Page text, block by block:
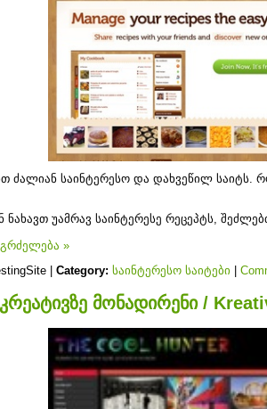
ძალიან საინტერესო და დახვეწილ საიტს.
ნახავთ უამრავ საინტერესე რეცეპტს,
»
| Category: საინტერესო საიტები
მონადირენი /